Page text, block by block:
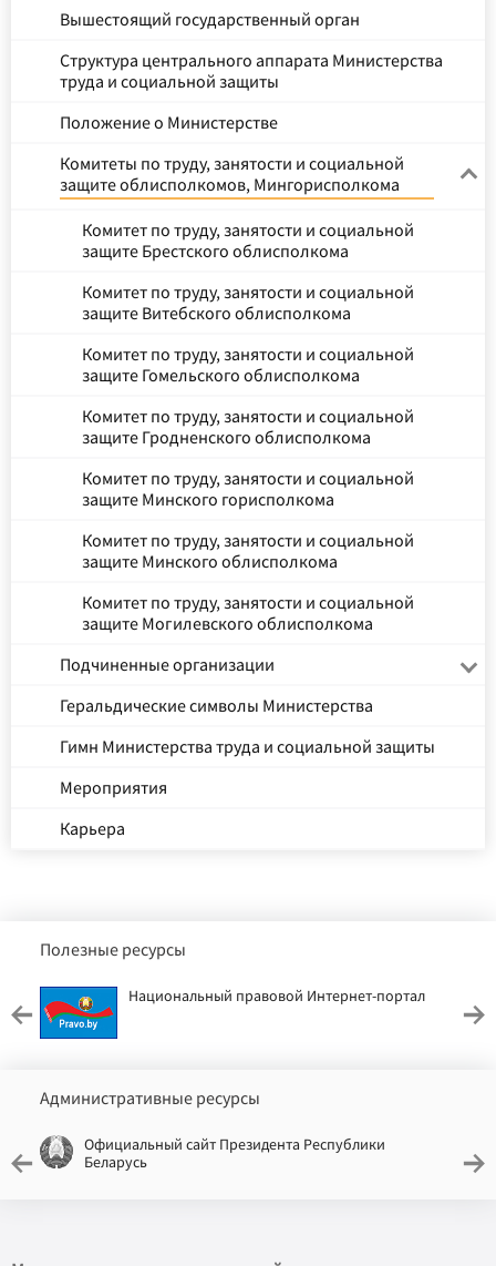
Вышестоящий государственный орган
Структура центрального аппарата Министерства
труда и социальной защиты
Положение о Министерстве
Комитеты по труду, занятости и социальной
защите облисполкомов, Мингорисполкома
Комитет по труду, занятости и социальной
защите Брестского облисполкома
Комитет по труду, занятости и социальной
защите Витебского облисполкома
Комитет по труду, занятости и социальной
защите Гомельского облисполкома
Комитет по труду, занятости и социальной
защите Гродненского облисполкома
Комитет по труду, занятости и социальной
защите Минского горисполкома
Комитет по труду, занятости и социальной
защите Минского облисполкома
Комитет по труду, занятости и социальной
защите Могилевского облисполкома
Подчиненные организации
Геральдические символы Министерства
Гимн Министерства труда и социальной защиты
Мероприятия
Карьера
Полезные ресурсы
Национальный правовой Интернет-портал
Административные ресурсы
Официальный сайт Президента Республики
Беларусь